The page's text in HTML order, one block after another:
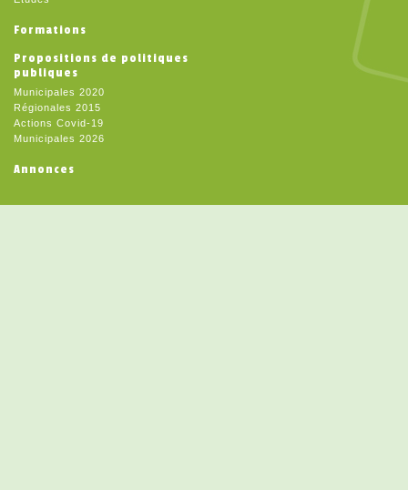
Formations
Propositions de politiques
publiques
Municipales 2020
Régionales 2015
Actions Covid-19
Municipales 2026
Annonces